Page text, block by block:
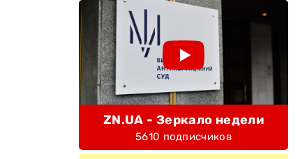
ZN.UA - Зеркало недели
5610 подписчиков